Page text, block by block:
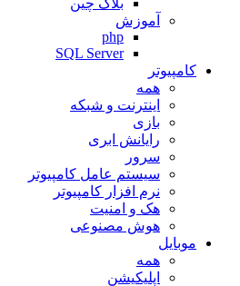
بلاک چین
آموزش
php
SQL Server
کامپیوتر
همه
اینترنت و شبکه
بازی
رایانش ابری
سرور
سیستم عامل کامپیوتر
نرم افزار کامپیوتر
هک و امنیت
هوش مصنوعی
موبایل
همه
اپلیکیشن